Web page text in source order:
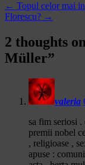
← Topul celor mai
Florescu? →
2 thoughts
Müller”
valeria
sa fim seriosi .
premii nobel
, religioase ,
apuse :